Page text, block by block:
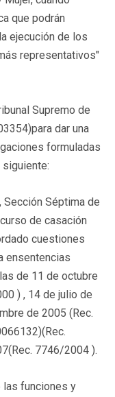
que podrán
ejecución de los
representativos"
Supremo de
dar una
formuladas
Sección Séptima de
de casación
cuestiones
ensentencias
de 11 de octubre
) , 14 de julio de
de 2005 (Rec.
7746/2004 ).
las funciones y